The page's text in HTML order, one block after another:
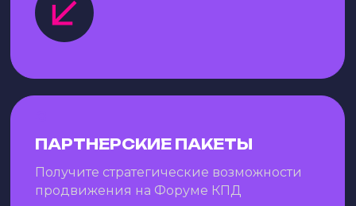
ПАРТНЕРСКИЕ ПАКЕТЫ
Получите стратегические возможности
продвижения на Форуме КПД